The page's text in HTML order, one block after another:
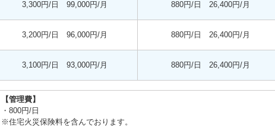
3,300円/日 99,000円/月 880円/日 26,400円/月
3,200円/日 96,000円/月 880円/日 26,400円/月
3,100円/日 93,000円/月 880円/日 26,400円/月
【管理費】
・800円/日
※住宅火災保険料を含んでおります。